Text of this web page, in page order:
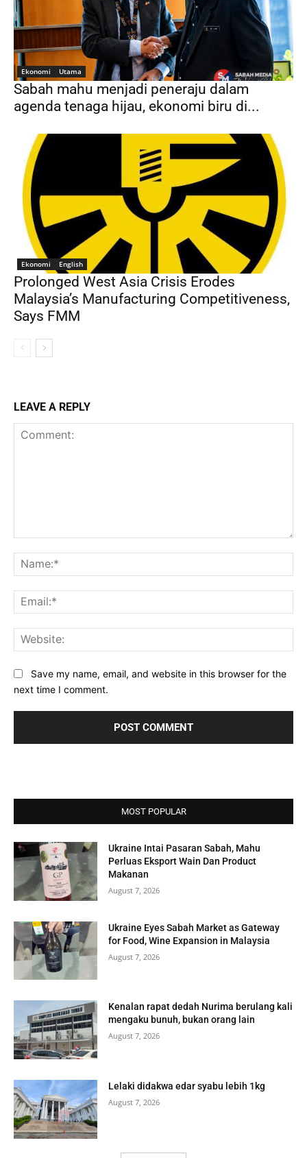
Ekonomi Utama
Sabah mahu menjadi peneraju dalam
agenda tenaga hijau, ekonomi biru di...
Ekonomi English
Prolonged West Asia Crisis Erodes
Malaysia’s Manufacturing Competitiveness,
Says FMM
LEAVE A REPLY
Save my name, email, and website in this browser for the
next time I comment.
MOST POPULAR
Ukraine Intai Pasaran Sabah, Mahu
Perluas Eksport Wain Dan Product
Makanan
August 7, 2026
Ukraine Eyes Sabah Market as Gateway
for Food, Wine Expansion in Malaysia
August 7, 2026
Kenalan rapat dedah Nurima berulang kali
mengaku bunuh, bukan orang lain
August 7, 2026
Lelaki didakwa edar syabu lebih 1kg
August 7, 2026